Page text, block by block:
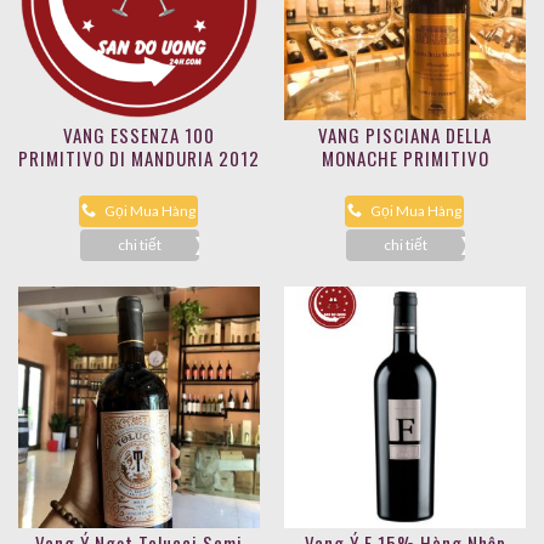
VANG ESSENZA 100
PRIMITIVO DI MANDURIA 2012
Gọi Mua Hàng
chi tiết
VANG PISCIANA DELLA
MONACHE PRIMITIVO
Gọi Mua Hàng
chi tiết